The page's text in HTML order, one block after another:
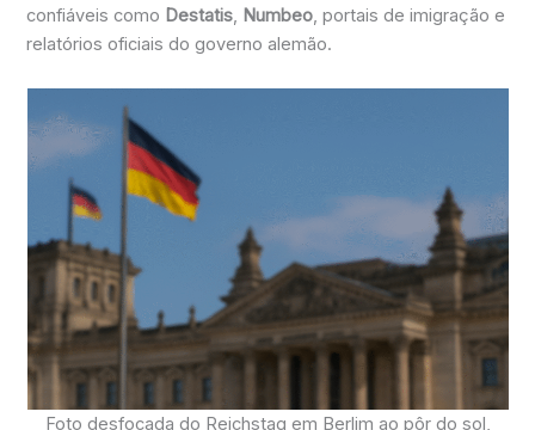
confiáveis como Destatis, Numbeo, portais de imigração e
relatórios oficiais do governo alemão.
Foto desfocada do Reichstag em Berlim ao pôr do sol,